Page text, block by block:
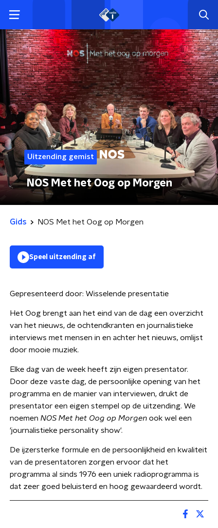
Uitzending gemist
NOS Met het Oog op Morgen
Gids NOS Met het Oog op Morgen
Speel uitzending af
Gepresenteerd door: Wisselende presentatie
Het Oog brengt aan het eind van de dag een overzicht
van het nieuws, de ochtendkranten en journalistieke
interviews met mensen in en achter het nieuws, omlijst
door mooie muziek.
Elke dag van de week heeft zijn eigen presentator.
Door deze vaste dag, de persoonlijke opening van het
programma en de manier van interviewen, drukt de
presentator een eigen stempel op de uitzending. We
noemen NOS Met het Oog op Morgen ook wel een
'journalistieke personality show'.
De ijzersterke formule en de persoonlijkheid en kwaliteit
van de presentatoren zorgen ervoor dat het
programma al sinds 1976 een uniek radioprogramma is
dat zeer goed beluisterd en hoog gewaardeerd wordt.